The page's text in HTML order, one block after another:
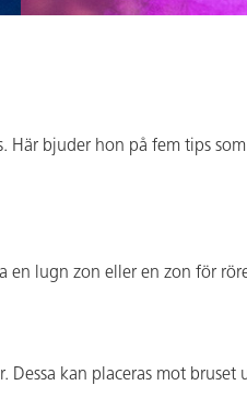
Här bjuder hon på fem tips
lugn zon eller en zon för
Dessa kan placeras mot bruset